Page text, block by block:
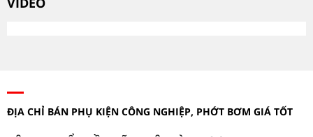
ĐỊA CHỈ BÁN PHỤ KIỆN CÔNG NGHIỆP, PHỚT BƠM GIÁ TỐT